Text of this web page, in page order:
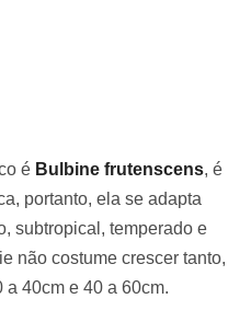
é Bulbine frutenscens, é
portanto, ela se adapta
subtropical, temperado e
não costume crescer tanto,
40cm e 40 a 60cm.